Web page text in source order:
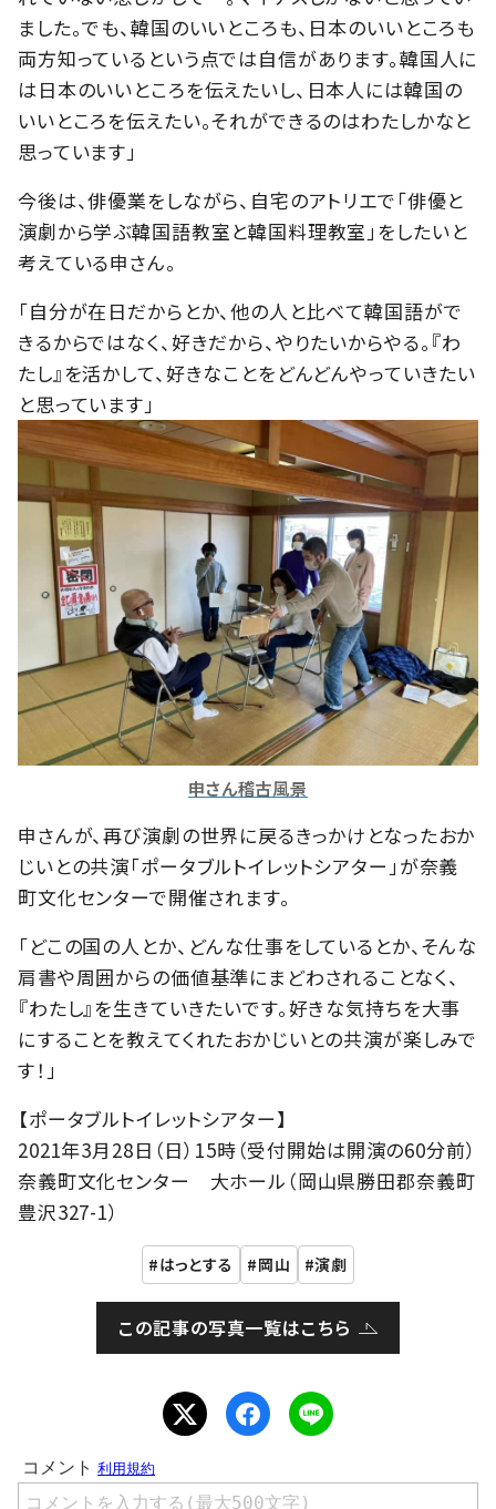
ました。でも、韓国のいいところも、日本のいいところも
両方知っているという点では自信があります。韓国人に
は日本のいいところを伝えたいし、日本人には韓国の
いいところを伝えたい。それができるのはわたしかなと
思っています」
今後は、俳優業をしながら、自宅のアトリエで「俳優と
演劇から学ぶ韓国語教室と韓国料理教室」をしたいと
考えている申さん。
「自分が在日だからとか、他の人と比べて韓国語がで
きるからではなく、好きだから、やりたいからやる。『わ
たし』を活かして、好きなことをどんどんやっていきたい
と思っています」
申さん稽古風景
申さんが、再び演劇の世界に戻るきっかけとなったおか
じいとの共演「ポータブルトイレットシアター」が奈義
町文化センターで開催されます。
「どこの国の人とか、どんな仕事をしているとか、そんな
肩書や周囲からの価値基準にまどわされることなく、
『わたし』を生きていきたいです。好きな気持ちを大事
にすることを教えてくれたおかじいとの共演が楽しみで
す！」
【ポータブルトイレットシアター】
2021年3月28日（日）15時（受付開始は開演の60分前）
奈義町文化センター 大ホール（岡山県勝田郡奈義町
豊沢327-1）
はっとする 岡山 演劇
この記事の写真一覧はこちら